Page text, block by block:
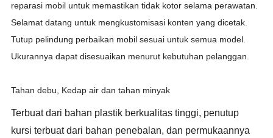
reparasi mobil untuk memastikan tidak kotor selama perawatan.
Selamat datang untuk mengkustomisasi konten yang dicetak.
Tutup pelindung perbaikan mobil sesuai untuk semua model.
Ukurannya dapat disesuaikan menurut kebutuhan pelanggan.
Tahan debu, Kedap air dan tahan minyak
Terbuat dari bahan plastik berkualitas tinggi, penutup
kursi terbuat dari bahan penebalan, dan permukaannya